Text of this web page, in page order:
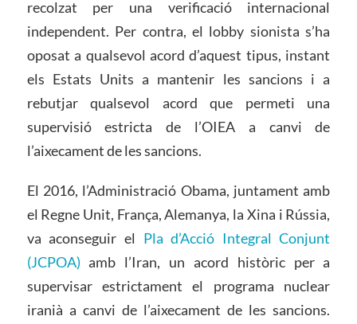
recolzat per una verificació internacional
independent. Per contra, el lobby sionista s’ha
oposat a qualsevol acord d’aquest tipus, instant
els Estats Units a mantenir les sancions i a
rebutjar qualsevol acord que permeti una
supervisió estricta de l’OIEA a canvi de
l’aixecament de les sancions.
El 2016, l’Administració Obama, juntament amb
el Regne Unit, França, Alemanya, la Xina i Rússia,
va aconseguir el Pla d’Acció Integral Conjunt
(JCPOA) amb l’Iran, un acord històric per a
supervisar estrictament el programa nuclear
iranià a canvi de l’aixecament de les sancions.